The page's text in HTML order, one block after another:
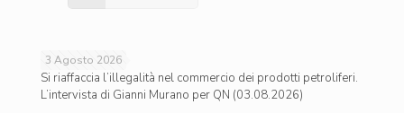
3 Agosto 2026
Si riaffaccia l’illegalità nel commercio dei prodotti petroliferi.
L’intervista di Gianni Murano per QN (03.08.2026)